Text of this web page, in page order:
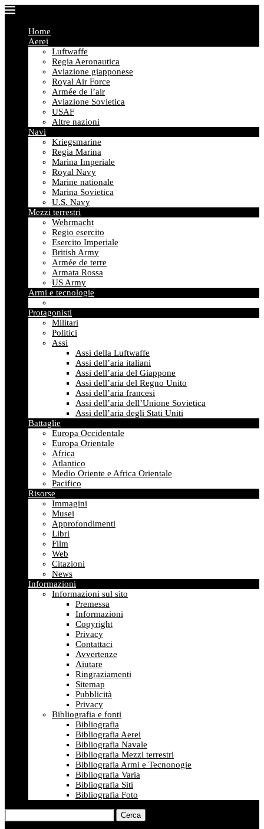
Home
Aerei
Luftwaffe
Regia Aeronautica
Aviazione giapponese
Royal Air Force
Armée de l’air
Aviazione Sovietica
USAF
Altre nazioni
Navi
Kriegsmarine
Regia Marina
Marina Imperiale
Royal Navy
Marine nationale
Marina Sovietica
U.S. Navy
Mezzi terrestri
Wehrmacht
Regio esercito
Esercito Imperiale
British Army
Armée de terre
Armata Rossa
US Army
Armi e tecnologie
Protagonisti
Militari
Politici
Assi
Assi della Luftwaffe
Assi dell’aria italiani
Assi dell’aria del Giappone
Assi dell’aria del Regno Unito
Assi dell’aria francesi
Assi dell’aria dell’Unione Sovietica
Assi dell’aria degli Stati Uniti
Battaglie
Europa Occidentale
Europa Orientale
Africa
Atlantico
Medio Oriente e Africa Orientale
Pacifico
Risorse
Immagini
Musei
Approfondimenti
Libri
Film
Web
Citazioni
News
Informazioni
Informazioni sul sito
Premessa
Informazioni
Copyright
Privacy
Contattaci
Avvertenze
Aiutare
Ringraziamenti
Sitemap
Pubblicità
Privacy
Bibliografia e fonti
Bibliografia
Bibliografia Aerei
Bibliografia Navale
Bibliografia Mezzi terrestri
Bibliografia Armi e Tecnonogie
Bibliografia Varia
Bibliografia Siti
Bibliografia Foto
Cerca